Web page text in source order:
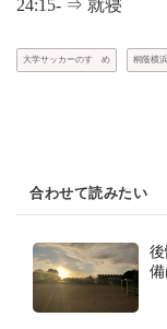
24:15- ⇒ 就寝
大学サッカーのすゝめ 桐蔭横
合わせて読みたい